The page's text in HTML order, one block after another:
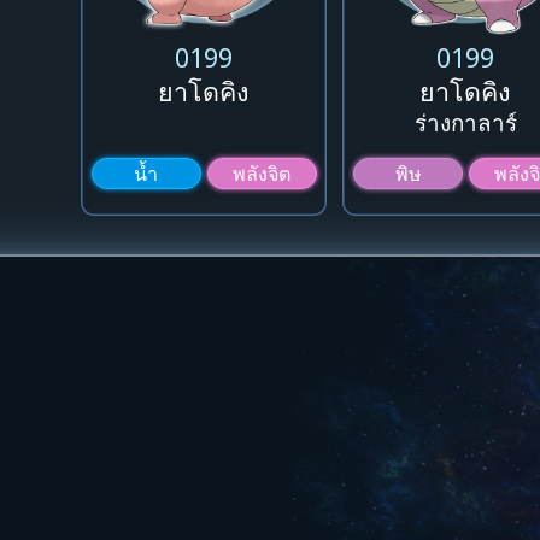
0199
ยาโดคิง
น้ำ พลังจิต
0199
ยาโดคิง
ร่างกาลาร์
พิษ พลัง